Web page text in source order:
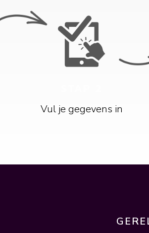
Vul je gegevens in